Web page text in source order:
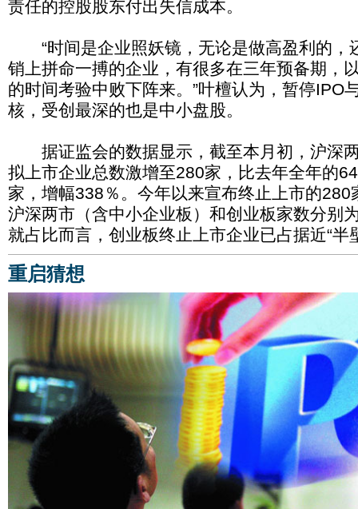
责任的控股股东付出失信成本。
“时间是企业照妖镜，无论是做高盈利的，
销上拼命一搏的企业，有很多在三年预备期，
的时间考验中败下阵来。”叶檀认为，暂停IPO
核，受创最深的也是中小盘股。
据证监会的数据显示，截至本月初，沪深
拟上市企业总数激增至280家，比去年全年的
家，增幅338％。今年以来宣布终止上市的280
沪深两市（含中小企业板）和创业板家数分别
就占比而言，创业板终止上市企业已占据近“半
重启猜想